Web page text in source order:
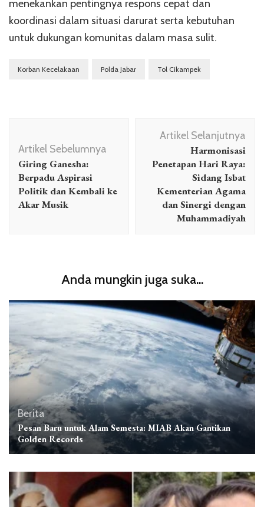
menekankan pentingnya respons cepat dan
koordinasi dalam situasi darurat serta kebutuhan
untuk dukungan komunitas dalam masa sulit.
Korban Kecelakaan Polda Jabar Tol Cikampek
Artikel
Artikel Sebelumnya
Giring Ganesha:
Berpadu Aspirasi
Politik dan Kembali ke
Akar Musik
Artikel Selanjutnya
Harmonisasi
Penetapan Hari Raya:
Sidang Isbat
Kementerian Agama
dan Sinergi dengan
Muhammadiyah
Anda mungkin juga suka...
Berita
Pesan Baru untuk Alam Semesta: MIAB Akan Gantikan
Golden Records